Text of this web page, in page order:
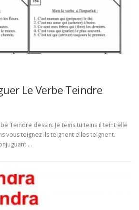
Le Verbe Teindre
Teindre dessin. Je teins tu teins il teint elle
vous teignez ils teignent elles teignent.
…